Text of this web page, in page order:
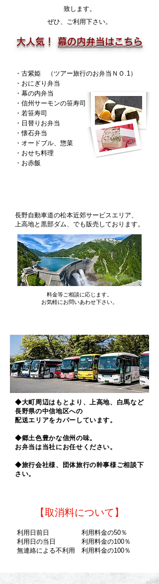
致します。
ぜひ、ご利用下さい。
​大人気！ 幕の内弁当はこちら
・古紫姫 （ツアー旅行のお弁当ＮＯ.1）
・おにぎり弁当
・幕の内弁当
・信州サーモンの笹寿司
・若笹寿司
・日替りお弁当
・懐石弁当
・オードブル、惣菜
・おせち料理
・お赤飯
長野自動車道の松本近郊サービスエリア、
上高地と黒部ダム、でも販売しております。
料金等ご相談に応じます。
お気軽にお問いあわせ下さい。
◆大町周辺はもとより、上高地、白馬など
長野県の中信地区への
配送エリアをカバーしています。
◆郷土色豊かな信州の味。
お弁当は当社にお任せください。
◆旅行会社様、団体旅行の幹事様ご相談下
さい。
【​取消料について】
利用日前日 利用料金の50％
利用日の当日 利用料金の100％
​無連絡による不利用 利用料金の100％